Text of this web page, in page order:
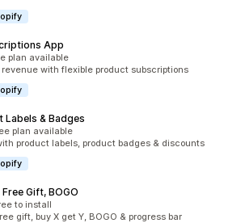
App
822件
plan available
with flexible product subscriptions
Labels & Badges
1515件
plan available
product labels, product badges & discounts
Gift, BOGO
1019件
to install
gift, buy X get Y, BOGO & progress bar